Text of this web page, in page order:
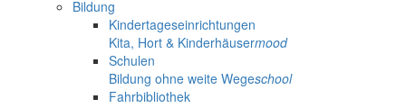
Bildung
Kindertageseinrichtungen
Kita, Hort & Kinderhäusermood
Schulen
Bildung ohne weite Wegeschool
Fahrbibliothek